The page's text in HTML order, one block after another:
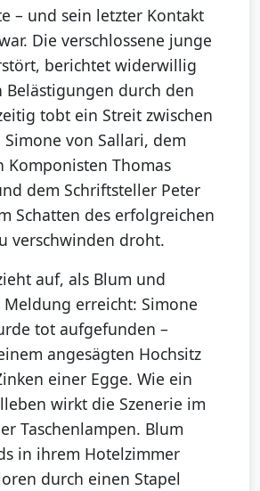
– und sein letzter Kontakt
Die verschlossene junge
berichtet widerwillig
Belästigungen durch den
tobt ein Streit zwischen
von Sallari, dem
Komponisten Thomas
dem Schriftsteller Peter
Schatten des erfolgreichen
verschwinden droht.
auf, als Blum und
erreicht: Simone
tot aufgefunden –
angesägten Hochsitz
einer Egge. Wie ein
wirkt die Szenerie im
Taschenlampen. Blum
in ihrem Hotelzimmer
durch einen Stapel